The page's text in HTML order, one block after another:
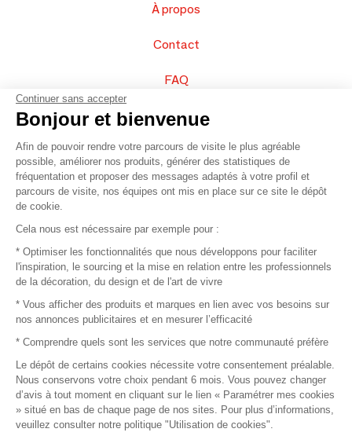
À propos
Contact
FAQ
Vendez vos produits
Plan du site
© 2016 –Organisation SAFI
Recrutement
Mentions légales
Conditions commerciales
Continuer sans accepter
Bonjour et bienvenue
Afin de pouvoir rendre votre parcours de visite le plus agréable
possible, améliorer nos produits, générer des statistiques de
fréquentation et proposer des messages adaptés à votre profil et
parcours de visite, nos équipes ont mis en place sur ce site le dépôt
de cookie.
Cela nous est nécessaire par exemple pour :
* Optimiser les fonctionnalités que nous développons pour faciliter
l'inspiration, le sourcing et la mise en relation entre les professionnels
de la décoration, du design et de l'art de vivre
* Vous afficher des produits et marques en lien avec vos besoins sur
nos annonces publicitaires et en mesurer l’efficacité
* Comprendre quels sont les services que notre communauté préfère
Le dépôt de certains cookies nécessite votre consentement préalable.
Nous conservons votre choix pendant 6 mois. Vous pouvez changer
d’avis à tout moment en cliquant sur le lien « Paramétrer mes cookies
» situé en bas de chaque page de nos sites. Pour plus d’informations,
veuillez consulter notre politique "Utilisation de cookies".